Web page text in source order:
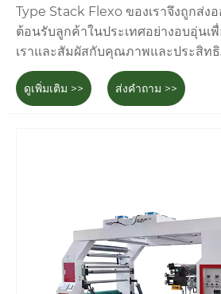
Type Stack Flexo ของเราจึงถูกส่ง
ต้อนรับลูกค้าในประเทศอย่างอบอุ่นเ
เราและสัมผัสกับคุณภาพและประสิทธิ
ดูเพิ่มเติม >> ส่งคำถาม >>